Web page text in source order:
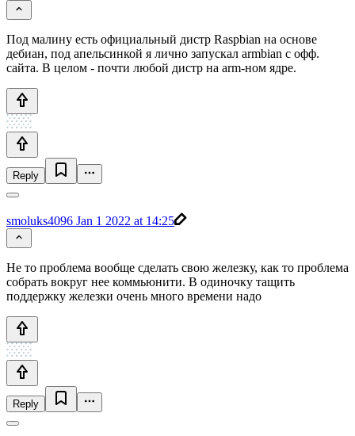
Под малину есть официальный дистр Raspbian на основе
дебиан, под апельсинкой я лично запускал armbian с офф.
сайта. В целом - почти любой дистр на arm-ном ядре.
Reply
smoluks4096 Jan 1 2022 at 14:25
Не то проблема вообще сделать свою железку, как то проблема
собрать вокруг нее коммьюнити. В одиночку тащить
поддержку железки очень много времени надо
Reply